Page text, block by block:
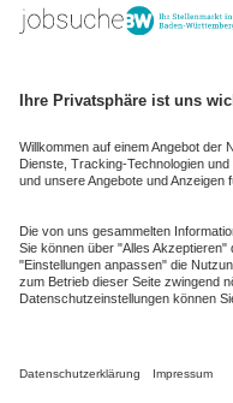
kaufinBW
NussbaumID
Nussbaum Medien